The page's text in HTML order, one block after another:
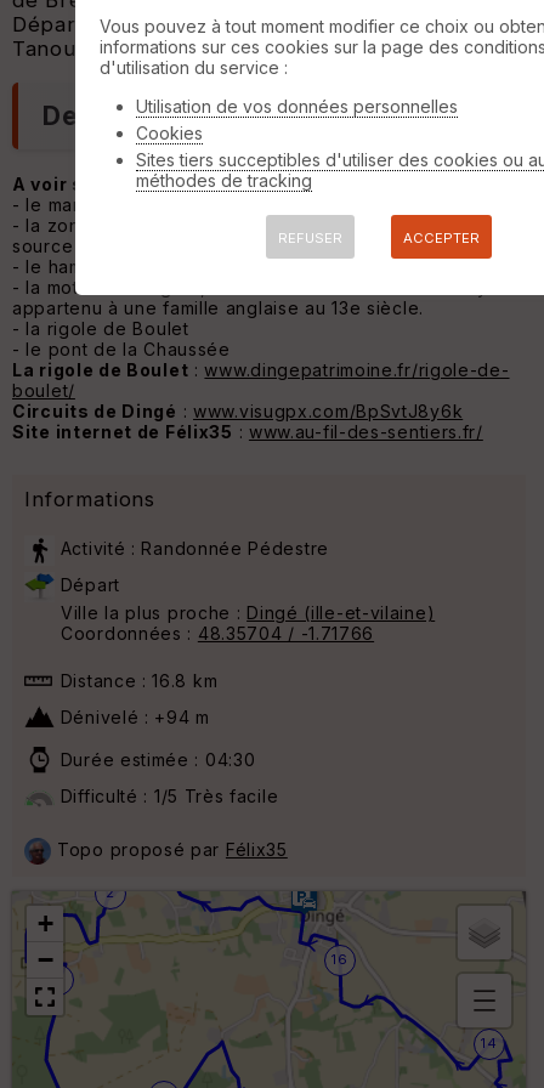
Départ : parking du terrain des sports rue de
Tanouarn
Description
A voir sur le parcours:
- le manoir de la Cotardière
- la zone humide de la forêt de Tanouarn abritant la
source de l'Ille
- le hameau de la Mare Durand
- la motte aux anglais, une ancienne motte féodale ayant
appartenu à une famille anglaise au 13e siècle.
- la rigole de Boulet
- le pont de la Chaussée
La rigole de Boulet :www.dingepatrimoine.fr/rigole-de-
boulet/
Circuits de Dingé :www.visugpx.com/BpSvtJ8y6k
Site internet de Félix35 : www.au-fil-des-sentiers.fr/
Informations
Activité : Randonnée Pédestre
Départ
Ville la plus proche : Dingé (ille-et-vilaine)
Coordonnées : 48.35704 / -1.71766
Distance : 16.8 km
Dénivelé : +94 m
Durée estimée : 04:30
Difficulté : 1/5 Très facile
Topo proposé par Félix35
2
14
16
+
−
B
or
Vous pouvez à tout moment modifier ce choix ou
informations sur ces cookies sur la page des
d'utilisation du service :
Utilisation de vos données personnelles
Cookies
Sites tiers succeptibles d'utiliser des cookies ou
méthodes de tracking
REFUSER ACCEPTER